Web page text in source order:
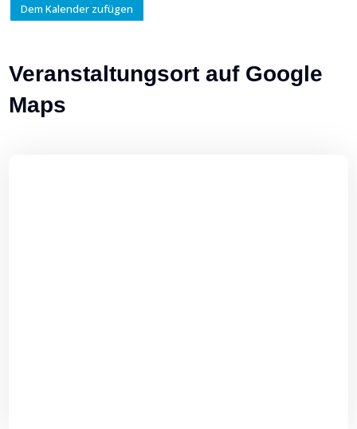
Dem Kalender zufügen
Veranstaltungsort auf Google
Maps